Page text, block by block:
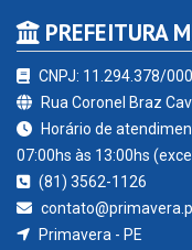
PREFEITURA
CNPJ: 11.294.378/
Rua Coronel Braz
Horário de
07:00hs às 13:00hs
(81) 3562-1126
Primavera - PE